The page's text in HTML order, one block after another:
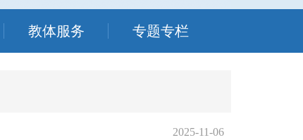
教体服务 专题专栏
2025-11-06